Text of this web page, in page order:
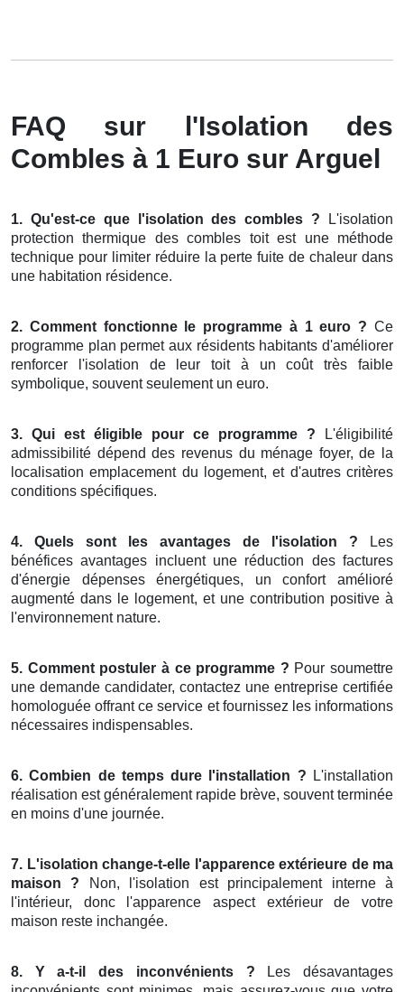
FAQ sur l'Isolation des
Combles à 1 Euro sur Arguel
1. Qu'est-ce que l'isolation des combles ? L'isolation
protection thermique des combles toit est une méthode
technique pour limiter réduire la perte fuite de chaleur dans
une habitation résidence.
2. Comment fonctionne le programme à 1 euro ? Ce
programme plan permet aux résidents habitants d'améliorer
renforcer l'isolation de leur toit à un coût très faible
symbolique, souvent seulement un euro.
3. Qui est éligible pour ce programme ? L'éligibilité
admissibilité dépend des revenus du ménage foyer, de la
localisation emplacement du logement, et d'autres critères
conditions spécifiques.
4. Quels sont les avantages de l'isolation ? Les
bénéfices avantages incluent une réduction des factures
d'énergie dépenses énergétiques, un confort amélioré
augmenté dans le logement, et une contribution positive à
l'environnement nature.
5. Comment postuler à ce programme ? Pour soumettre
une demande candidater, contactez une entreprise certifiée
homologuée offrant ce service et fournissez les informations
nécessaires indispensables.
6. Combien de temps dure l'installation ? L'installation
réalisation est généralement rapide brève, souvent terminée
en moins d'une journée.
7. L'isolation change-t-elle l'apparence extérieure de ma
maison ? Non, l'isolation est principalement interne à
l'intérieur, donc l'apparence aspect extérieur de votre
maison reste inchangée.
8. Y a-t-il des inconvénients ? Les désavantages